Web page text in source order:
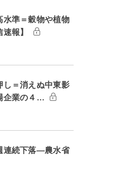
水準＝穀物や植物
報】
し＝消えぬ中東影
企業の４…
連続下落―農水省